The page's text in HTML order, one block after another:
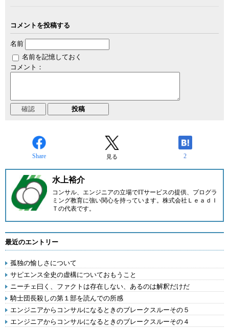
コメントを投稿する
名前
名前を記憶しておく
コメント：
Share 見る 2
水上裕介
コンサル、エンジニアの立場でITサービスの提供、プログラ
ミング教育に強い関心を持っています。 株式会社ＬｅａｄＩ
Ｔ の代表です。
最近のエントリー
孤独の愉しさについて
サピエンス全史の虚構についておもうこと
ニーチェ曰く、ファクトは存在しない、あるのは解釈だけだ
騎士団長殺しの第１部を読んでの所感
エンジニアからコンサルになるときのブレークスルーその５
エンジニアからコンサルになるときのブレークスルーその４